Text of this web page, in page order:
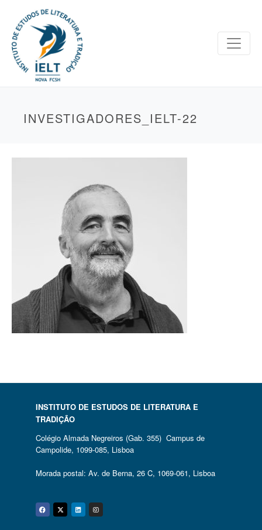
INVESTIGADORES_IELT-22
INSTITUTO DE ESTUDOS DE LITERATURA E
TRADIÇÃO
Colégio Almada Negreiros (Gab. 355) Campus de
Campolide, 1099-085, Lisboa
Morada postal: Av. de Berna, 26 C, 1069-061, Lisboa
Facebook
Twitter
Linkedin
Instagram